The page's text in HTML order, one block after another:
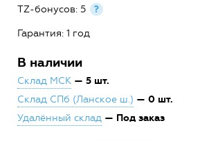
TZ-бонусов: 5 ?
Гарантия: 1 год
В наличии
Склад МСК — 5 шт.
Склад СПб (Ланское ш.) — 0 шт.
Удалённый склад — Под заказ